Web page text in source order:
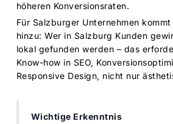
höheren Konversionsraten.
Für Salzburger Unternehmen
hinzu: Wer in Salzburg Kunden
lokal gefunden werden – das
Know-how in SEO,
Responsive Design, nicht nur
Wichtige Erkenntnis